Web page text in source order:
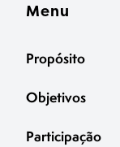
Menu
Propósito
Objetivos
Participação